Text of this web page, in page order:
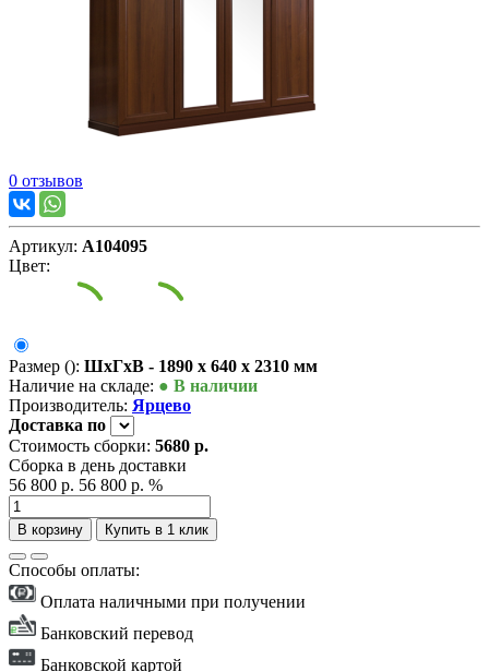
0 отзывов
Артикул: А104095
Цвет:
Размер (): ШxГxВ - 1890 x 640 x 2310 мм
Наличие на складе: ● В наличии
Производитель: Ярцево
Доставка по
Стоимость сборки: 5680 р.
Сборка в день доставки
56 800 р. 56 800 р. %
В корзину Купить в 1 клик
Способы оплаты:
Оплата наличными при получении
Банковский перевод
Банковской картой